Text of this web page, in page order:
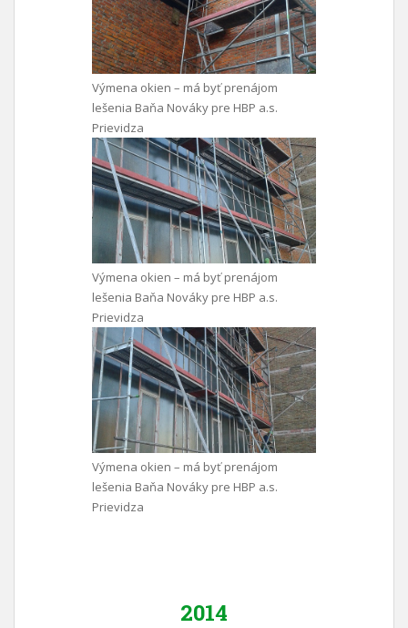
Výmena okien – má byť prenájom
lešenia Baňa Nováky pre HBP a.s.
Prievidza
Výmena okien – má byť prenájom
lešenia Baňa Nováky pre HBP a.s.
Prievidza
Výmena okien – má byť prenájom
lešenia Baňa Nováky pre HBP a.s.
Prievidza
2014